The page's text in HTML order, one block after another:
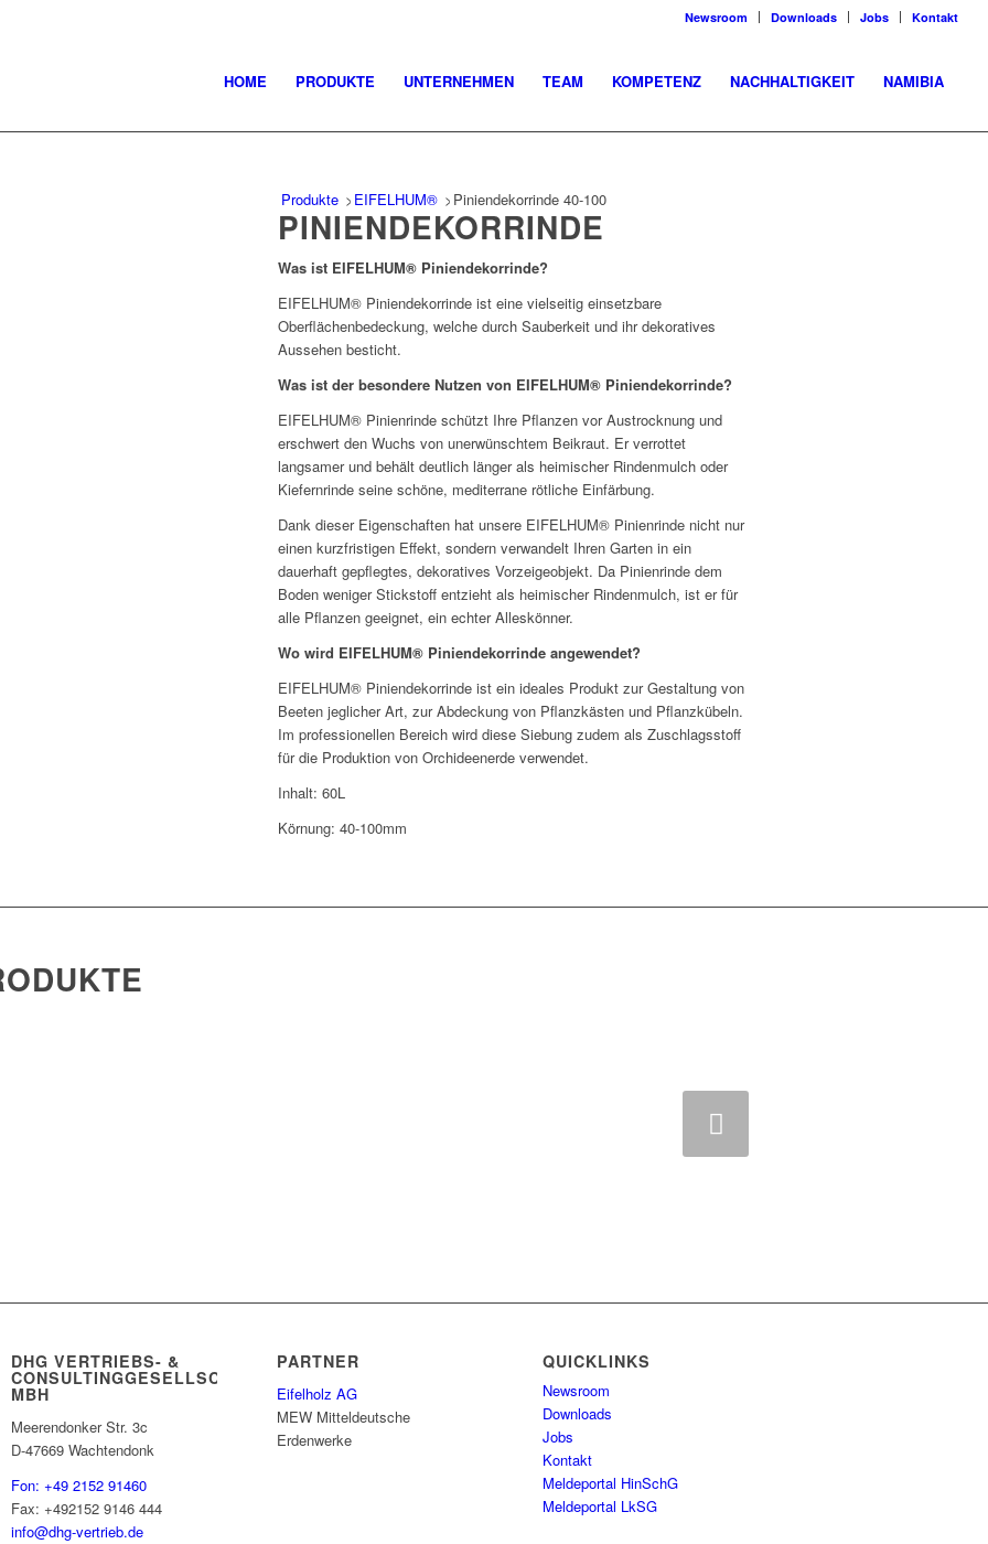
Newsroom Downloads Jobs Kontakt
HOME PRODUKTE UNTERNEHMEN TEAM KOMPETENZ NACHHALTIGKEIT NAMIBIA
Produkte > EIFELHUM® > Piniendekorrinde 40-100
PINIENDEKORRINDE
Was ist EIFELHUM® Piniendekorrinde?
EIFELHUM® Piniendekorrinde ist eine vielseitig einsetzbare
Oberflächenbedeckung, welche durch Sauberkeit und ihr dekoratives
Aussehen besticht.
Was ist der besondere Nutzen von EIFELHUM® Piniendekorrinde?
EIFELHUM® Pinienrinde schützt Ihre Pflanzen vor Austrocknung und
erschwert den Wuchs von unerwünschtem Beikraut. Er verrottet
langsamer und behält deutlich länger als heimischer Rindenmulch oder
Kiefernrinde seine schöne, mediterrane rötliche Einfärbung.
Dank dieser Eigenschaften hat unsere EIFELHUM® Pinienrinde nicht nur
einen kurzfristigen Effekt, sondern verwandelt Ihren Garten in ein
dauerhaft gepflegtes, dekoratives Vorzeigeobjekt. Da Pinienrinde dem
Boden weniger Stickstoff entzieht als heimischer Rindenmulch, ist er für
alle Pflanzen geeignet, ein echter Alleskönner.
Wo wird EIFELHUM® Piniendekorrinde angewendet?
EIFELHUM® Piniendekorrinde ist ein ideales Produkt zur Gestaltung von
Beeten jeglicher Art, zur Abdeckung von Pflanzkästen und Pflanzkübeln.
Im professionellen Bereich wird diese Siebung zudem als Zuschlagsstoff
für die Produktion von Orchideenerde verwendet.
Inhalt: 60L
Körnung: 40-100mm
DHG VERTRIEBS- &
CONSULTINGGESELLSCHAFT
MBH
Meerendonker Str. 3c
D-47669 Wachtendonk
Fon: +49 2152 91460
Fax: +492152 9146 444
info@dhg-vertrieb.de
PARTNER
Eifelholz AG
MEW Mitteldeutsche
Erdenwerke
QUICKLINKS
Newsroom
Downloads
Jobs
Kontakt
Meldeportal HinSchG
Meldeportal LkSG